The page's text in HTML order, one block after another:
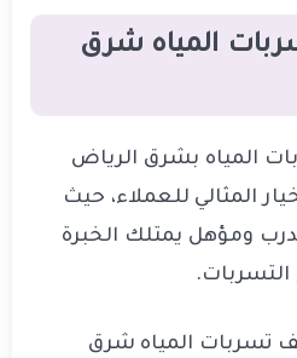
المياه شرق
المياه بشرق الرياض
المثالي للعملاء، حيث
ومؤهل يمتلك الخبرة
التسربات.
تسربات المياه شرق